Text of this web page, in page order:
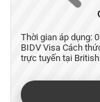
Thời gian áp dụng:
BIDV Visa Cách
trực tuyến tại British